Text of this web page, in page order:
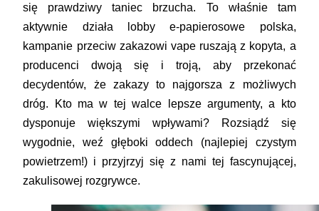
się prawdziwy taniec brzucha. To właśnie tam
aktywnie działa lobby e-papierosowe polska,
kampanie przeciw zakazowi vape ruszają z kopyta, a
producenci dwoją się i troją, aby przekonać
decydentów, że zakazy to najgorsza z możliwych
dróg. Kto ma w tej walce lepsze argumenty, a kto
dysponuje większymi wpływami? Rozsiądź się
wygodnie, weź głęboki oddech (najlepiej czystym
powietrzem!) i przyjrzyj się z nami tej fascynującej,
zakulisowej rozgrywce.